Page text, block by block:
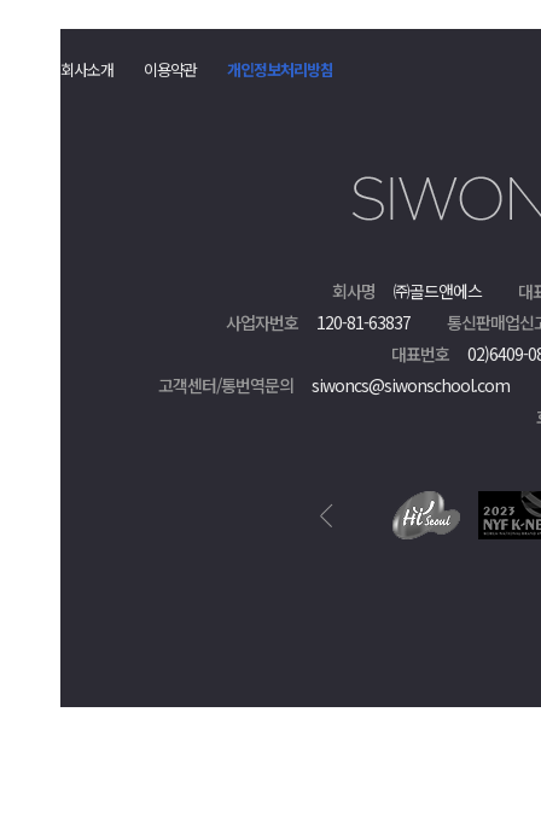
회사소개 이용약관 개인정보처리방침
회사명 ㈜골드앤에스
대
사업자번호
120-81-63837
통신판매업신
대표번호
02)6409-
고객센터/통번역문의
siwoncs@siwonschool.com